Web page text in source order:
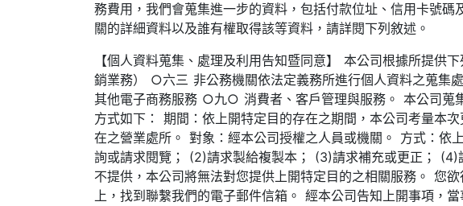
務費用，我們會蒐集進一步的資料，包括付款位址、信用卡號
關的詳細資料以及誰有權取得該等資料，請詳閱下列敘述。
【個人資料蒐集、處理及利用告知暨同意】 本公司根據所提
銷業務） ○六三 非公務機關依法定義務所進行個人資料之蒐集
其他電子商務服務 ○九○ 消費者、客戶管理與服務。 本公司蒐
方式如下： 期間：依上開特定目的存在之期間，本公司考量本
在之營業處所。 對象：經本公司授權之人員或機關。 方式：依
詢或請求閱覽； (2)請求製給複製本； (3)請求補充或更正；
不提供，本公司將無法對您提供上開特定目的之相關服務。 您
上，找到聯繫我們的電子郵件信箱。 經本公司告知上開事項，